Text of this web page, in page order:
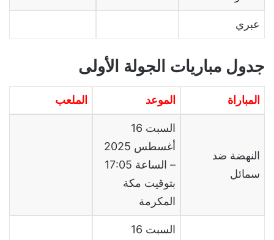
عبري
جدول مباريات الجولة الأولى
المباراة الموعد الملعب
النهضة ضد
سمائل
السبت 16
أغسطس 2025
– الساعة 17:05
بتوقيت مكة
المكرمة
السبت 16